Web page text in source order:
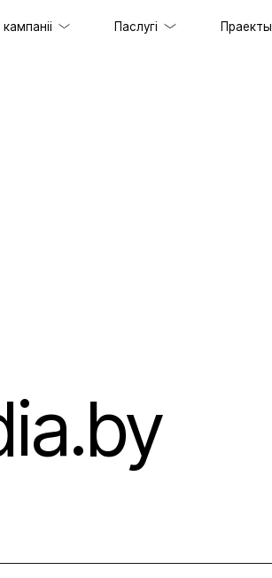
Паслугі
Еўрапейскага Банка
інвестыцый у стартапы
Праекты